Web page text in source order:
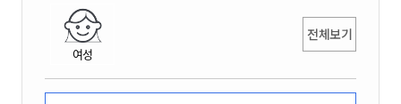
여성
전체보기